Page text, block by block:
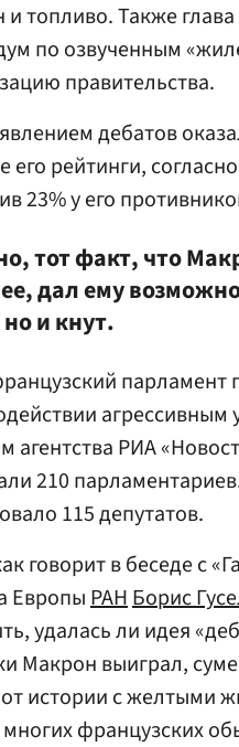
и топливо. Также
по озвученным
правительства.
дебатов
его рейтинги,
23% у его
тот факт, что
дал ему
и кнут.
парламент
агентства РИА
210
115 депутатов.
говорит в беседе с
ЕвропыРАНБорис
удалась ли идея
Макрон выиграл,
истории с желтыми
французских